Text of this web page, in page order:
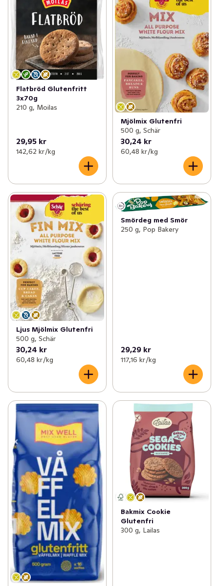
Flatbröd Glutenfritt
3x70g
210 g, Moilas
29,95 kr
142,62 kr /kg
Mjölmix Glutenfri
500 g, Schär
30,24 kr
60,48 kr /kg
Ljus Mjölmix Glutenfri
500 g, Schär
30,24 kr
60,48 kr /kg
Smördeg med Smör
250 g, Pop Bakery
29,29 kr
117,16 kr /kg
Bakmix Cookie
Glutenfri
300 g, Lailas